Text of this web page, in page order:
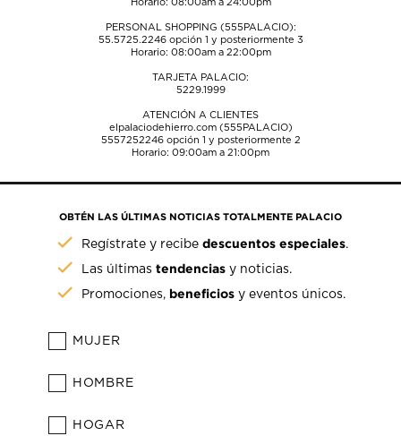
Horario: 08:00am a 24:00pm
PERSONAL SHOPPING (555PALACIO):
55.5725.2246opción 1 y posteriormente 3
Horario: 08:00am a 22:00pm
TARJETA PALACIO:
5229.1999
ATENCIÓN A CLIENTES
elpalaciodehierro.com (555PALACIO)
5557252246opción 1 y posteriormente 2
Horario: 09:00am a 21:00pm
OBTÉN LAS ÚLTIMAS NOTICIAS TOTALMENTE PALACIO
Regístrate y recibedescuentos especiales.
Las últimastendencias y noticias.
Promociones, beneficios y eventos únicos.
MUJER
HOMBRE
HOGAR